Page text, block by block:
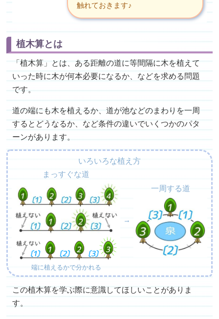
触れておきます♪
植木算とは
「植木算」とは、ある距離の道に等間隔に木を植えて
いった時に木が何本必要になるか、などを求める問題
です。
道の端にも木を植えるか、道が池などのまわりを一周
するとどうなるか、など条件の違いでいくつかのパタ
ーンがあります。
いろいろな植え方
まっすぐな道
端に植えるかで分かれる
→
一周する道
この植木算を学ぶ際に意識してほしいことがありま
す。